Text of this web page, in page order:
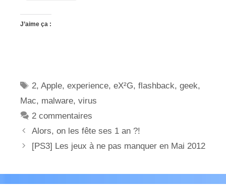
J’aime ça :
Étiquettes
2,Apple,experience,eX²G,flashback,geek,
Mac, malware, virus
2 commentaires
Alors, on les fête ses 1 an ?!
[PS3] Les jeux à ne pas manquer en Mai 2012